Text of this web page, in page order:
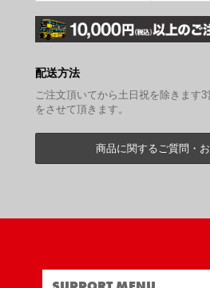
配送方法
ご注文頂いてから土日祝を除きます
をさせて頂きます。
商品に関するご質問・